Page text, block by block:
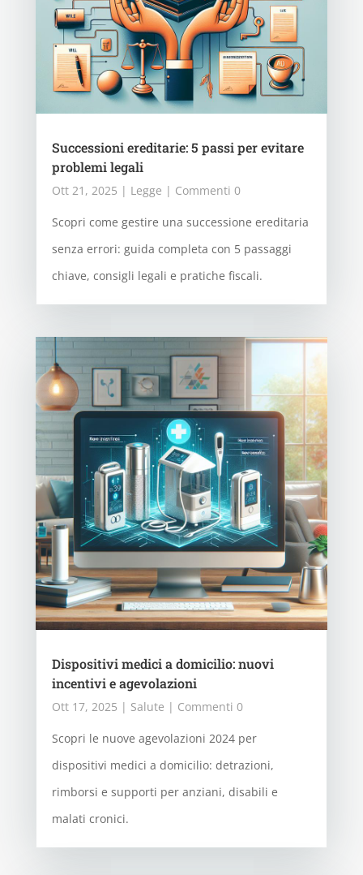
Successioni ereditarie: 5 passi per evitare
problemi legali
Ott 21, 2025 | Legge | Commenti 0
Scopri come gestire una successione ereditaria
senza errori: guida completa con 5 passaggi
chiave, consigli legali e pratiche fiscali.
Dispositivi medici a domicilio: nuovi
incentivi e agevolazioni
Ott 17, 2025 | Salute | Commenti 0
Scopri le nuove agevolazioni 2024 per
dispositivi medici a domicilio: detrazioni,
rimborsi e supporti per anziani, disabili e
malati cronici.